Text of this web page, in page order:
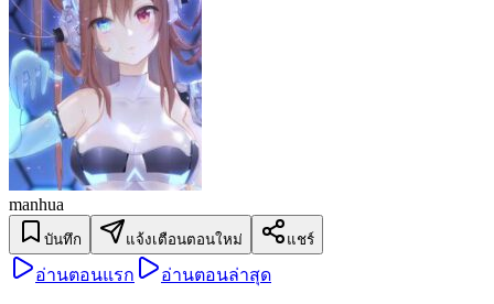
manhua
บันทึก แจ้งเตือนตอนใหม่ แชร์
อ่านตอนแรก อ่านตอนล่าสุด